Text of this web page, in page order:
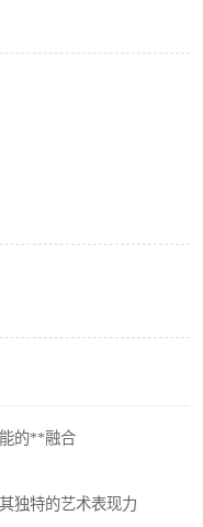
的**融合
独特的艺术表现力